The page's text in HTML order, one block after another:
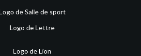
de Salle de sport
Logo de Lettre
Logo de Lion